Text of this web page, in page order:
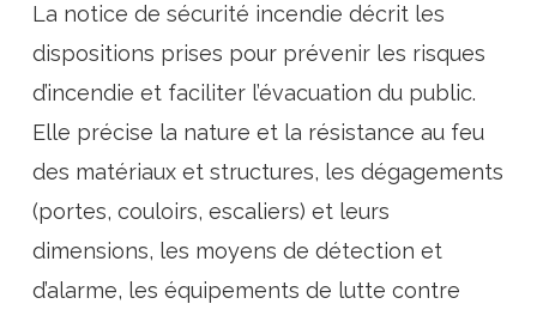
La notice de sécurité incendie décrit les
dispositions prises pour prévenir les risques
d’incendie et faciliter l’évacuation du public.
Elle précise la nature et la résistance au feu
des matériaux et structures, les dégagements
(portes, couloirs, escaliers) et leurs
dimensions, les moyens de détection et
d’alarme, les équipements de lutte contre